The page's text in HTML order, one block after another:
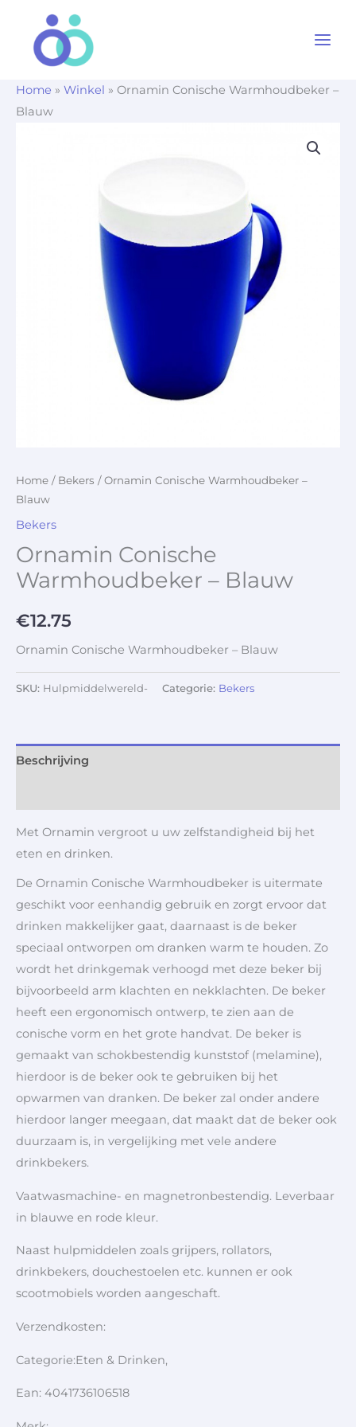
Home » Winkel » Ornamin Conische Warmhoudbeker –
Blauw
Home / Bekers / Ornamin Conische Warmhoudbeker –
Blauw
Bekers
Ornamin Conische
Warmhoudbeker – Blauw
€12.75
Ornamin Conische Warmhoudbeker – Blauw
SKU: Hulpmiddelwereld- Categorie: Bekers
Beschrijving
Met Ornamin vergroot u uw zelfstandigheid bij het
eten en drinken.
De Ornamin Conische Warmhoudbeker is uitermate
geschikt voor eenhandig gebruik en zorgt ervoor dat
drinken makkelijker gaat, daarnaast is de beker
speciaal ontworpen om dranken warm te houden. Zo
wordt het drinkgemak verhoogd met deze beker bij
bijvoorbeeld arm klachten en nekklachten. De beker
heeft een ergonomisch ontwerp, te zien aan de
conische vorm en het grote handvat. De beker is
gemaakt van schokbestendig kunststof (melamine),
hierdoor is de beker ook te gebruiken bij het
opwarmen van dranken. De beker zal onder andere
hierdoor langer meegaan, dat maakt dat de beker ook
duurzaam is, in vergelijking met vele andere
drinkbekers.
Vaatwasmachine- en magnetronbestendig. Leverbaar
in blauwe en rode kleur.
Naast hulpmiddelen zoals grijpers, rollators,
drinkbekers, douchestoelen etc. kunnen er ook
scootmobiels worden aangeschaft.
Verzendkosten:
Categorie:Eten & Drinken,
Ean: 4041736106518